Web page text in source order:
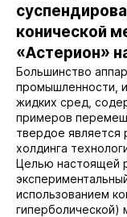
конической
«Астерион»
Большинство
промышленности,
жидких сред,
примеров
твердое является
холдинга
Целью настоящей
использованием
гиперболической)